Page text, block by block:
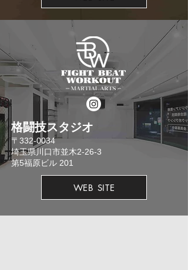
格闘技スタジオ
​〒332-0034
埼玉県川口市並木2-26-3
​第5福原ビル 201
WEB SITE